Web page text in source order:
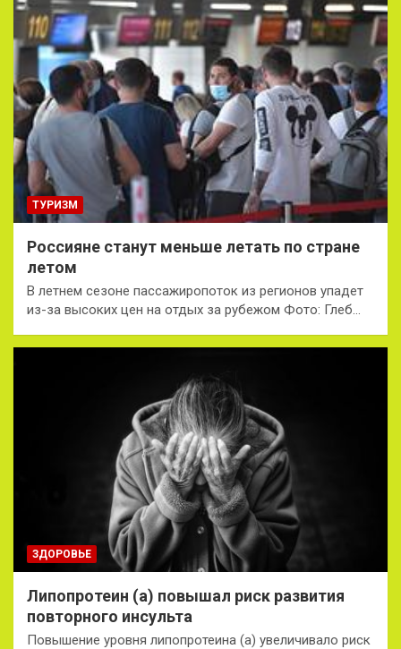
ТУРИЗМ
Россияне станут меньше летать по стране
летом
В летнем сезоне пассажиропоток из регионов упадет
из-за высоких цен на отдых за рубежом Фото: Глеб…
ЗДОРОВЬЕ
Липопротеин (а) повышал риск развития
повторного инсульта
Повышение уровня липопротеина (а) увеличивало риск